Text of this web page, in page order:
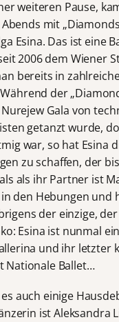
weiteren Pause,
mit
Esina. Das ist eine
2006 dem Wiener
bereits in
der
Gala von
getanzt wurde,
war, so hat Esina
zu schaffen, der
als ihr Partner ist
den Hebungen und
der einzige,
Esina ist nunmal
und ihr letzter
Nationale Ballet…
es auch einige
ist Aleksandra